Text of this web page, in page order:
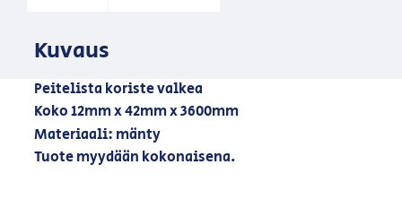
Kuvaus
Peitelista koriste valkea
Koko 12mm x 42mm x 3600mm
Materiaali: mänty
Tuote myydään kokonaisena.